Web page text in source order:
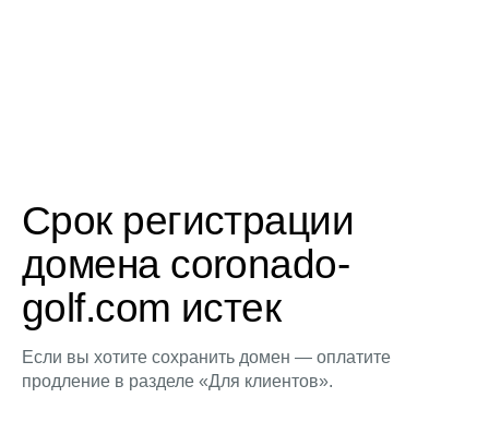
Срок регистрации
домена coronado-
golf.com истек
Если вы хотите сохранить домен — оплатите
продление в разделе «Для клиентов».